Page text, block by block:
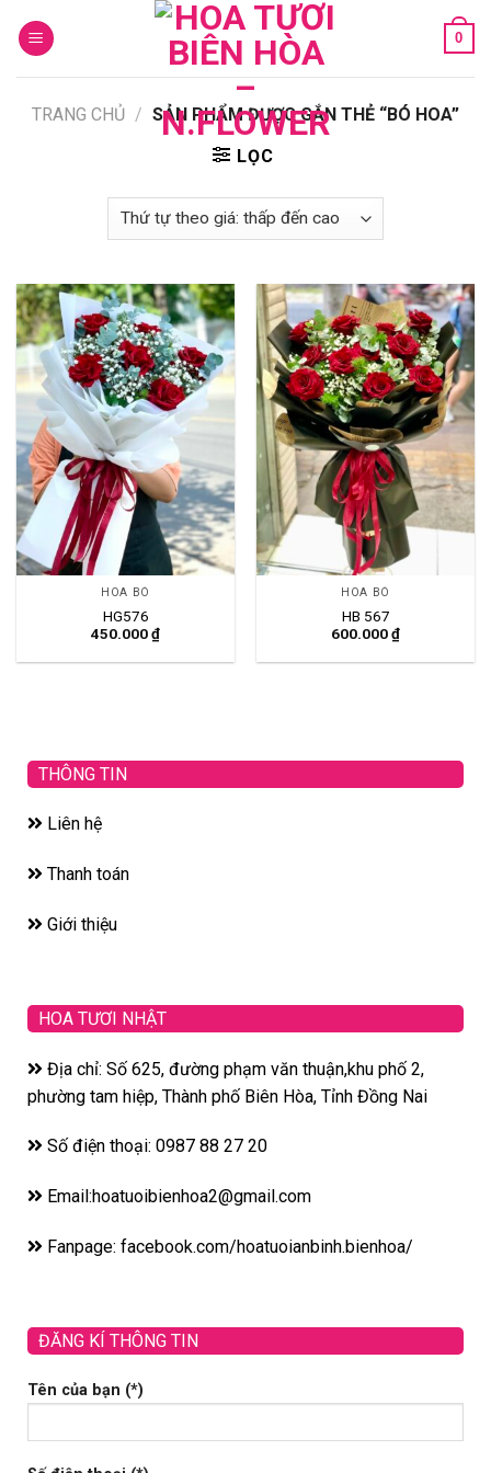
0
TRANG CHỦ / SẢN PHẨM ĐƯỢC GẮN THẺ “BÓ HOA”
LỌC
HOA BÓ
HG576
450.000₫
HOA BÓ
HB 567
600.000₫
THÔNG TIN
Liên hệ
Thanh toán
Giới thiệu
HOA TƯƠI NHẬT
Địa chỉ: Số 625, đường phạm văn thuận,khu phố 2,
phường tam hiệp, Thành phố Biên Hòa, Tỉnh Đồng Nai
Số điện thoại: 0987 88 27 20
Email:hoatuoibienhoa2@gmail.com
Fanpage: facebook.com/hoatuoianbinh.bienhoa/
ĐĂNG KÍ THÔNG TIN
Tên của bạn (*)